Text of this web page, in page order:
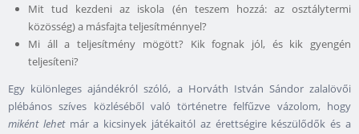
Mit tud kezdeni az iskola (én teszem hozzá: az osztálytermi
közösség) a másfajta teljesítménnyel?
Mi áll a teljesítmény mögött? Kik fognak jól, és kik gyengén
teljesíteni?
Egy különleges ajándékról szóló, a Horváth István Sándor zalalövői
plébános szíves közléséből való történetre felfűzve vázolom, hogy
miként lehetmár a kicsinyek játékaitól az érettségire készülődők és a